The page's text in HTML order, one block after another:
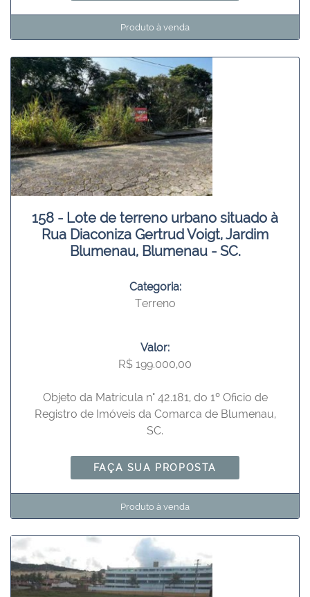
Produto à venda
158 - Lote de terreno urbano situado à
Rua Diaconiza Gertrud Voigt, Jardim
Blumenau, Blumenau - SC.
Categoria:
Terreno
Valor:
R$ 199.000,00
Objeto da Matrícula n° 42.181, do 1º Oficio de
Registro de Imóveis da Comarca de Blumenau,
SC.
FAÇA SUA PROPOSTA
Produto à venda